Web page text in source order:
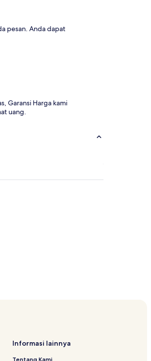
pesan. Anda dapat
Garansi Harga kami
uang.
Informasi lainnya
Tentang Kami